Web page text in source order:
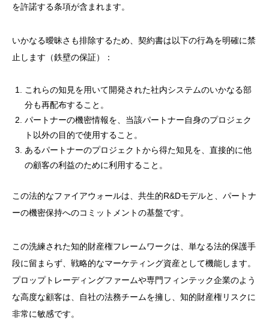
を許諾する条項が含まれます。
いかなる曖昧さも排除するため、契約書は以下の行為を明確に禁
止します（鉄壁の保証）：
これらの知見を用いて開発された社内システムのいかなる部
分も再配布すること。
パートナーの機密情報を、当該パートナー自身のプロジェク
ト以外の目的で使用すること。
あるパートナーのプロジェクトから得た知見を、直接的に他
の顧客の利益のために利用すること。
この法的なファイアウォールは、共生的R&Dモデルと、パートナ
ーの機密保持へのコミットメントの基盤です。
この洗練された知的財産権フレームワークは、単なる法的保護手
段に留まらず、戦略的なマーケティング資産として機能します。
プロップトレーディングファームや専門フィンテック企業のよう
な高度な顧客は、自社の法務チームを擁し、知的財産権リスクに
非常に敏感です。